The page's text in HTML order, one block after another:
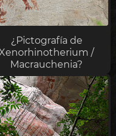
¿Pictografía de
/
Macrauchenia?